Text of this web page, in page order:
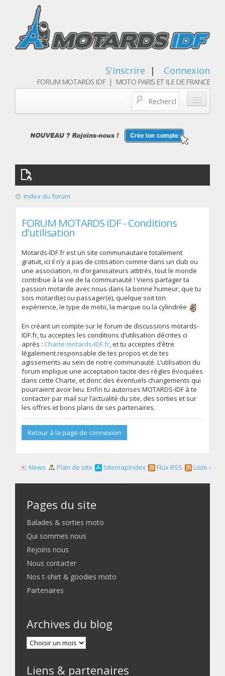
S'inscrire | Connexion
FORUM MOTARDS IDF | MOTO PARIS ET ILE DE FRANCE
Qui sommes nous
Les membres
Index du forum
FORUM MOTARDS IDF - Conditions
d’utilisation
Motards-IDF.fr est un site communautaire totalement
gratuit, ici il n’y a pas de cotisation comme dans un club ou
une association, ni d’organisateurs attitrés, tout le monde
contribue à la vie de la communauté ! Viens partager ta
passion motarde avec nous dans la bonne humeur, que tu
sois motard(e) ou passager(e), quelque soit ton
expérience, le type de moto, la marque ou la cylindrée
En créant un compte sur le forum de discussions motards-
IDF.fr, tu acceptes les conditions d’utilisation décrites ci
après : Charte motards-IDF.fr, et tu acceptes d’être
légalement responsable de tes propos et de tes
agissements au sein de notre communauté. L’utilisation du
forum implique une acceptation tacite des règles évoquées
dans cette Charte, et donc des éventuels changements qui
pourraient avoir lieu. Enfin tu autorises MOTARDS-IDF à te
contacter par mail sur l’actualité du site, des sorties et sur
les offres et bons plans de ses partenaires.
Retour à la page de connexion
News Plan de site SitemapIndex Flux RSS Liste des
Pages du site
Balades & sorties moto
Qui sommes nous
Rejoins nous
Nous contacter
Nos t-shirt & goodies moto
Partenaires
Archives du blog
Liens & partenaires